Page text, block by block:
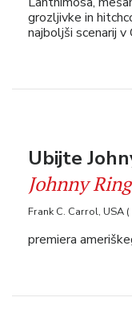
grozljivke in
najboljši scenarij v
Ubijte
Johnny
Frank C. Carrol, USA
premiera